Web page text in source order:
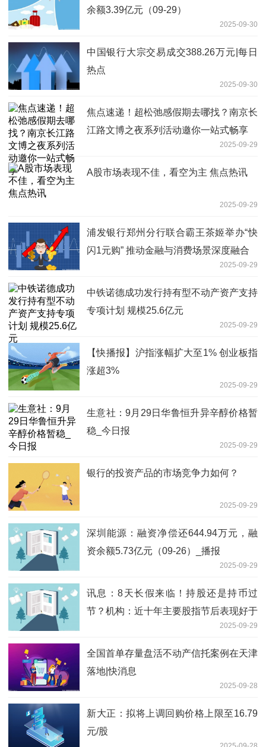
余额3.39亿元（09-29）
2025-09-30
中国银行大宗交易成交388.26万元|每日
热点
2025-09-30
焦点速递！超松弛感假期去哪找？南京长
江路文博之夜系列活动邀你一站式畅享
2025-09-29
A股市场表现不佳，看空为主 焦点热讯
2025-09-29
浦发银行郑州分行联合霸王茶姬举办“快
闪1元购” 推动金融与消费场景深度融合
2025-09-29
中铁诺德成功发行持有型不动产资产支持
专项计划 规模25.6亿元
2025-09-29
【快播报】沪指涨幅扩大至1% 创业板指
涨超3%
2025-09-29
生意社：9月29日华鲁恒升异辛醇价格暂
稳_今日报
2025-09-29
银行的投资产品的市场竞争力如何？
2025-09-29
深圳能源：融资净偿还644.94万元，融
资余额5.73亿元（09-26）_播报
2025-09-29
讯息：8天长假来临！持股还是持币过
节？机构：近十年主要股指节后表现好于
2025-09-29
全国首单存量盘活不动产信托案例在天津
落地|快消息
2025-09-28
新大正：拟将上调回购价格上限至16.79
元/股